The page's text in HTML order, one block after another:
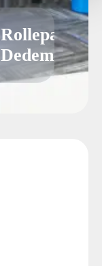
Rollepaal
Dedemsvaart